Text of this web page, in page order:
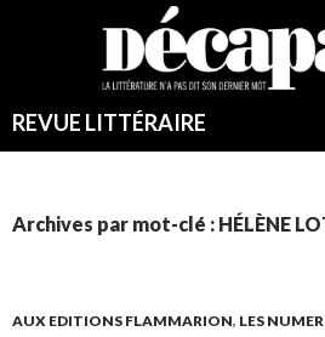
REVUE LITTÉRAIRE
Archives par mot-clé : HÉLÈNE
AUX EDITIONS FLAMMARION, LES